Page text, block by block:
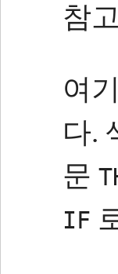
참고
여
다.
문
IF